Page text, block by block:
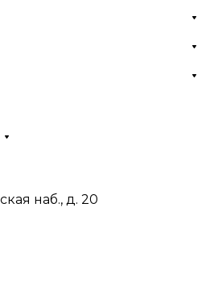
наб., д. 20